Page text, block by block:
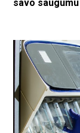
savo saugumu